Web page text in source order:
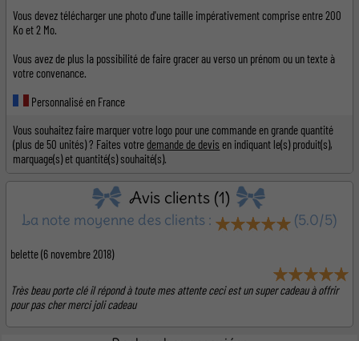
Vous devez télécharger une photo d'une taille impérativement comprise entre 200
Ko et 2 Mo.
Vous avez de plus la possibilité de faire gracer au verso un prénom ou un texte à
votre convenance.
Personnalisé en France
Vous souhaitez faire marquer votre logo pour une commande en grande quantité
(plus de 50 unités) ? Faites votredemande de devis en indiquant le(s) produit(s),
marquage(s) et quantité(s) souhaité(s).
Avis clients (1)
La note moyenne des clients : (5.0/5)
belette(6 novembre 2018)
Très beau porte clé il répond à toute mes attente ceci est un super cadeau à offrir
pour pas cher merci joli cadeau